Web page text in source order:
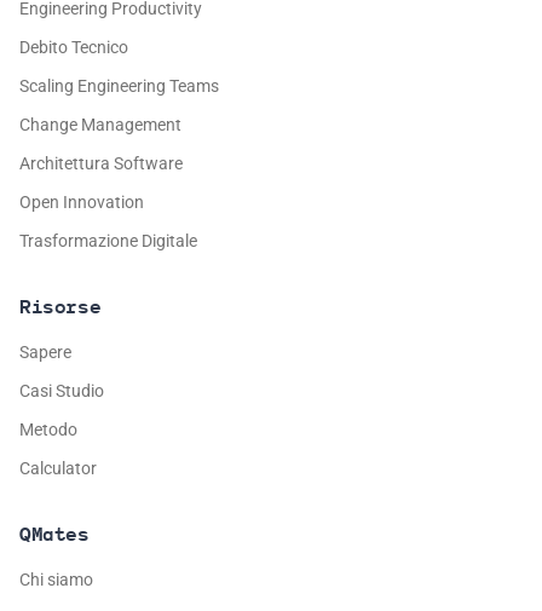
Engineering Productivity
Debito Tecnico
Scaling Engineering Teams
Change Management
Architettura Software
Open Innovation
Trasformazione Digitale
Risorse
Sapere
Casi Studio
Metodo
Calculator
QMates
Chi siamo